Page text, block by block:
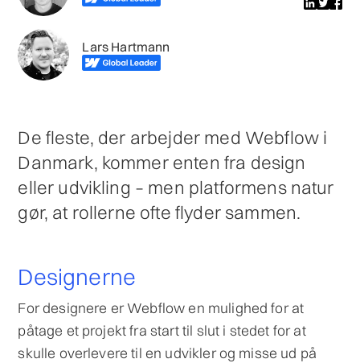
Lars Hartmann
De fleste, der arbejder med Webflow i
Danmark, kommer enten fra design
eller udvikling – men platformens natur
gør, at rollerne ofte flyder sammen.
Designerne
For designere er Webflow en mulighed for at
påtage et projekt fra start til slut i stedet for at
skulle overlevere til en udvikler og misse ud på